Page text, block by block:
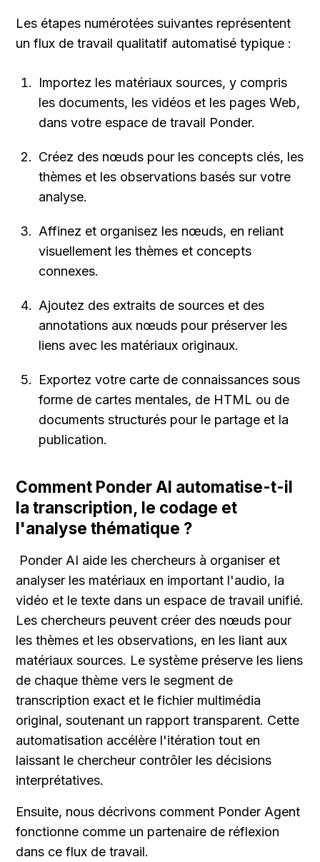
Les étapes numérotées suivantes représentent
un flux de travail qualitatif automatisé typique :
Importez les matériaux sources, y compris
les documents, les vidéos et les pages Web,
dans votre espace de travail Ponder.
Créez des nœuds pour les concepts clés, les
thèmes et les observations basés sur votre
analyse.
Affinez et organisez les nœuds, en reliant
visuellement les thèmes et concepts
connexes.
Ajoutez des extraits de sources et des
annotations aux nœuds pour préserver les
liens avec les matériaux originaux.
Exportez votre carte de connaissances sous
forme de cartes mentales, de HTML ou de
documents structurés pour le partage et la
publication.
Comment Ponder AI automatise-t-il
la transcription, le codage et
l'analyse thématique ?
Ponder AI aide les chercheurs à organiser et
analyser les matériaux en important l'audio, la
vidéo et le texte dans un espace de travail unifié.
Les chercheurs peuvent créer des nœuds pour
les thèmes et les observations, en les liant aux
matériaux sources. Le système préserve les liens
de chaque thème vers le segment de
transcription exact et le fichier multimédia
original, soutenant un rapport transparent. Cette
automatisation accélère l'itération tout en
laissant le chercheur contrôler les décisions
interprétatives.
Ensuite, nous décrivons comment Ponder Agent
fonctionne comme un partenaire de réflexion
dans ce flux de travail.